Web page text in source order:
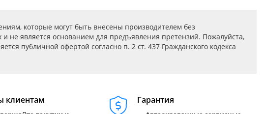
которые могут быть внесены производителем без
не является основанием для предъявления претензий. Пожалуйста,
публичной офертой согласно п. 2 ст. 437 Гражданского кодекса
клиентам Гарантия